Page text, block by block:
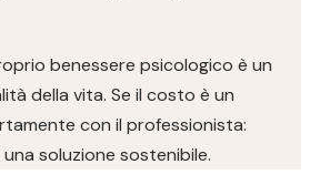
benessere psicologico è un
della vita. Se il costo è un
con il professionista:
soluzione sostenibile.